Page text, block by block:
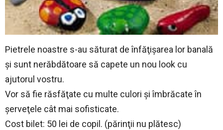
Pietrele noastre s-au săturat de înfăţişarea lor banală
şi sunt nerăbdătoare să capete un nou look cu
ajutorul vostru.
Vor să fie răsfăţate cu multe culori şi îmbrăcate în
şerveţele cât mai sofisticate.
Cost bilet: 50 lei de copil. (părinţii nu plătesc)